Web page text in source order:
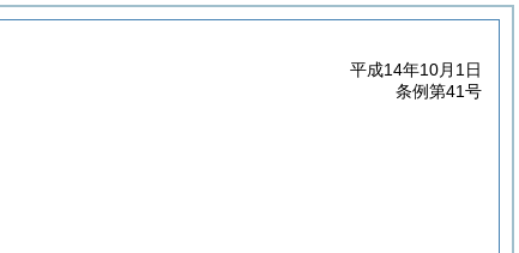
平成14年10月1日
条例第41号